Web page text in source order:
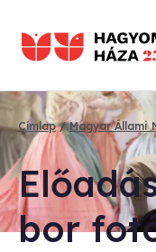
Morzsa
Címlap Magyar Állami
bor